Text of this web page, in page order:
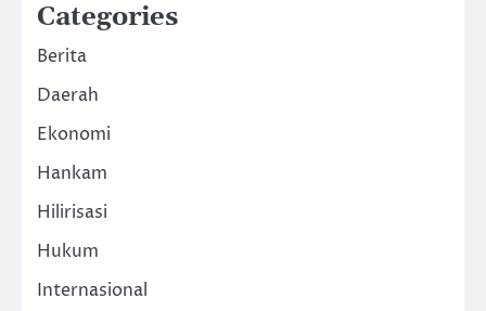
Categories
Berita
Daerah
Ekonomi
Hankam
Hilirisasi
Hukum
Internasional